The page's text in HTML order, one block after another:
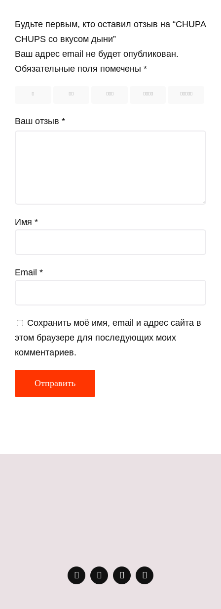
Будьте первым, кто оставил отзыв на “CHUPA
CHUPS со вкусом дыни”
Ваш адрес email не будет опубликован.
Обязательные поля помечены *
Ваш отзыв *
Имя *
Email *
Сохранить моё имя, email и адрес сайта в
этом браузере для последующих моих
комментариев.